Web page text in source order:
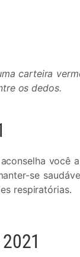
carteira
os dedos.
você
se
respiratórias.